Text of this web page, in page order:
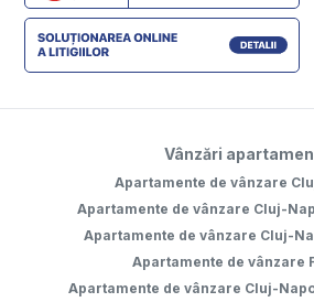
Vânzări
Apartamente de vânzare
Apartamente de vânzare Cluj-
Apartamente de vânzare Cluj-
Apartamente de vânzare
Apartamente de vânzare Cluj-